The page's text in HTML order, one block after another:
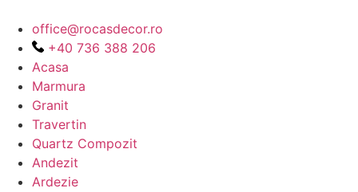
office@rocasdecor.ro
+40 736 388 206
Acasa
Marmura
Granit
Travertin
Quartz Compozit
Andezit
Ardezie